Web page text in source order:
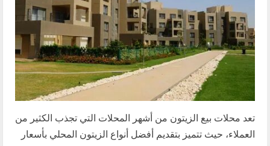
تعد محلات بيع الزيتون من أشهر المحلات التي تجذب الكثير من
العملاء، حيث تتميز بتقديم أفضل أنواع الزيتون المحلي بأسعار